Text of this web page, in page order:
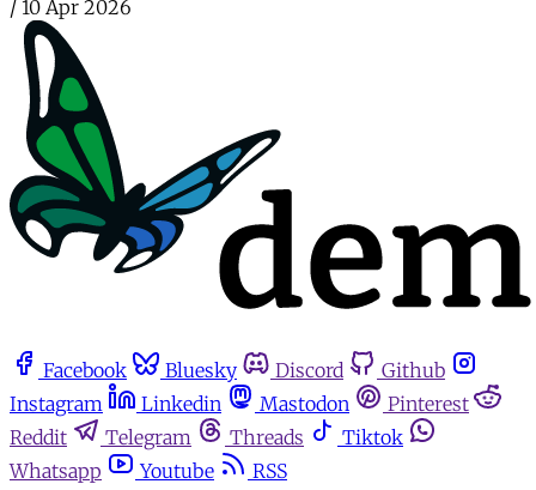
/ 10 Apr 2026
Facebook Bluesky Discord
Github
Instagram
Linkedin Mastodon
Pinterest
Reddit
Telegram Threads
Tiktok
Whatsapp
Youtube RSS